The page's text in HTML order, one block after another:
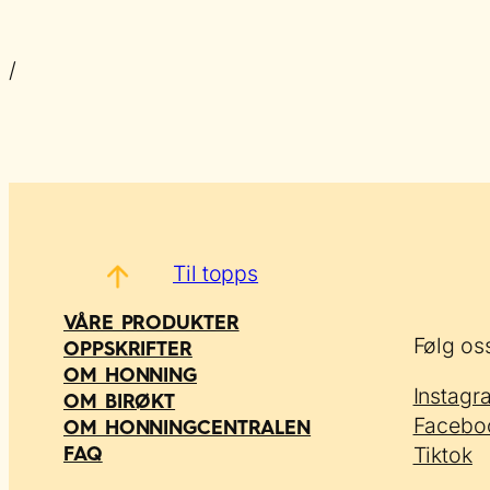
/
Til topps
VÅRE PRODUKTER
OPPSKRIFTER
OM HONNING
OM BIRØKT
OM HONNINGCENTRALEN
FAQ
Følg
Tiktok